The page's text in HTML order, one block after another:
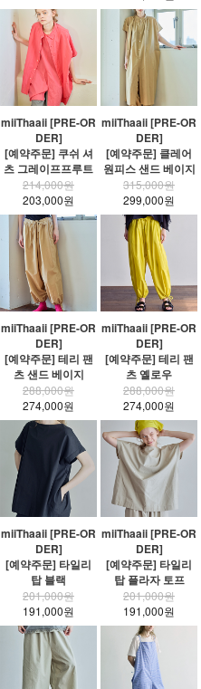
miiThaaii [PRE-OR
DER]
[예약주문] 쿠쉬 셔
츠 그레이프프루트
214,000원
203,000원
miiThaaii [PRE-OR
DER]
[예약주문] 클레어
원피스 샌드 베이지
315,000원
299,000원
miiThaaii [PRE-OR
DER]
[예약주문] 테리 팬
츠 샌드 베이지
288,000원
274,000원
miiThaaii [PRE-OR
DER]
[예약주문] 테리 팬
츠 옐로우
288,000원
274,000원
miiThaaii [PRE-OR
DER]
[예약주문] 타일리
탑 블랙
201,000원
191,000원
miiThaaii [PRE-OR
DER]
[예약주문] 타일리
탑 플라자 토프
201,000원
191,000원